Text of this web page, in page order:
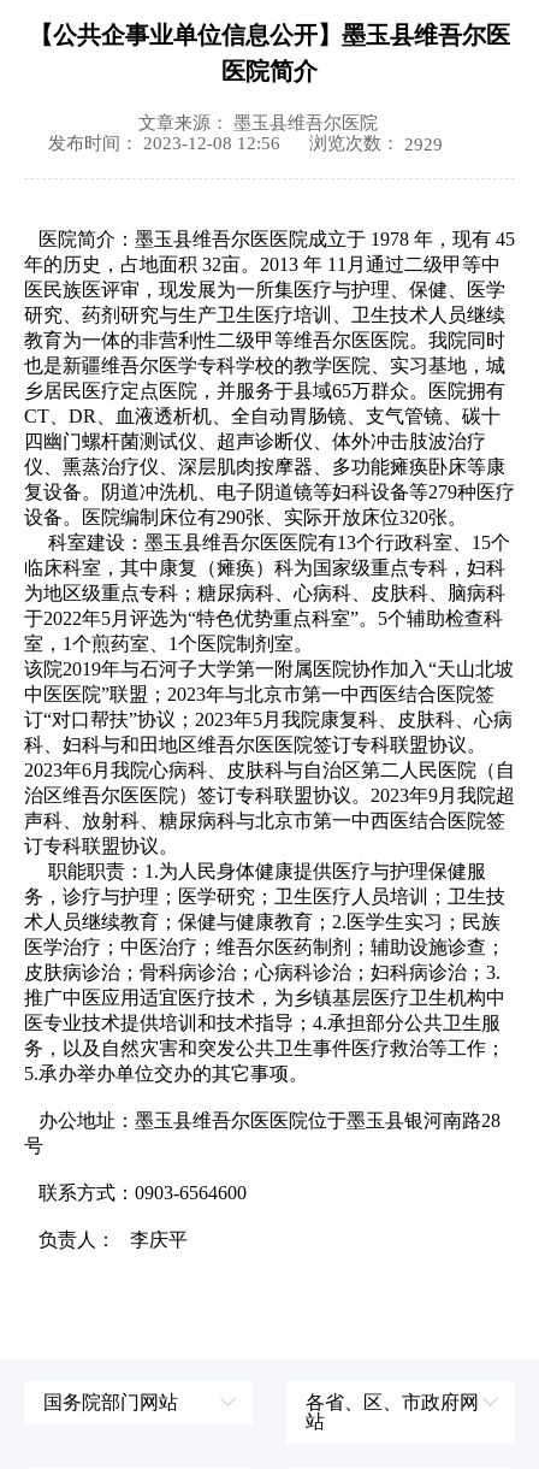
【公共企事业单位信息公开】墨玉县维吾尔医
医院简介
文章来源： 墨玉县维吾尔医院
发布时间： 2023-12-08 12:56
浏览次数： 2929
医院简介： 墨玉县维吾尔医医院成立于 1978 年，现有 45
年的历史，占地面积 32亩。2013 年 11月通过二级甲等中
医民族医评审，现发展为一所集医疗与护理、保健、医学
研究、药剂研究与生产卫生医疗培训、卫生技术人员继续
教育为一体的非营利性二级甲等维吾尔医医院。我院同时
也是新疆维吾尔医学专科学校的教学医院、实习基地，城
乡居民医疗定点医院，并服务于县域65万群众。医院拥有
CT、DR、血液透析机、全自动胃肠镜、支气管镜、碳十
四幽门螺杆菌测试仪、超声诊断仪、体外冲击肢波治疗
仪、熏蒸治疗仪、深层肌肉按摩器、多功能瘫痪卧床等康
复设备。阴道冲洗机、电子阴道镜等妇科设备等279种医疗
设备。医院编制床位有290张、实际开放床位320张。
科室建设： 墨玉县维吾尔医医院有13个行政科室、15个
临床科室，其中康复（瘫痪）科为国家级重点专科，妇科
为地区级重点专科；糖尿病科、心病科、皮肤科、脑病科
于2022年5月评选为“特色优势重点科室”。 5个辅助检查科
室，1个煎药室、1个医院制剂室。
该院2019年与石河子大学第一附属医院协作加入“天山北坡
中医医院”联盟；2023年与北京市第一中西医结合医院签
订“对口帮扶”协议；2023年5月我院康复科、皮肤科、心病
科、妇科与和田地区维吾尔医医院签订专科联盟协议。
2023年6月我院心病科、皮肤科与自治区第二人民医院（自
治区维吾尔医医院）签订专科联盟协议。2023年9月我院超
声科、放射科、糖尿病科与北京市第一中西医结合医院签
订专科联盟协议。
职能职责： 1.为人民身体健康提供医疗与护理保健服
务，诊疗与护理；医学研究；卫生医疗人员培训；卫生技
术人员继续教育；保健与健康教育；2.医学生实习；民族
医学治疗；中医治疗；维吾尔医药制剂；辅助设施诊查；
皮肤病诊治；骨科病诊治；心病科诊治；妇科病诊治；3.
推广中医应用适宜医疗技术，为乡镇基层医疗卫生机构中
医专业技术提供培训和技术指导；4.承担部分公共卫生服
务，以及自然灾害和突发公共卫生事件医疗救治等工作；
5.承办举办单位交办的其它事项。
办公地址：墨玉县维吾尔医医院位于墨玉县银河南路28
号
联系方式：0903-6564600
负责人： 李庆平
国务院部门网站
各省、区、市政府网
站